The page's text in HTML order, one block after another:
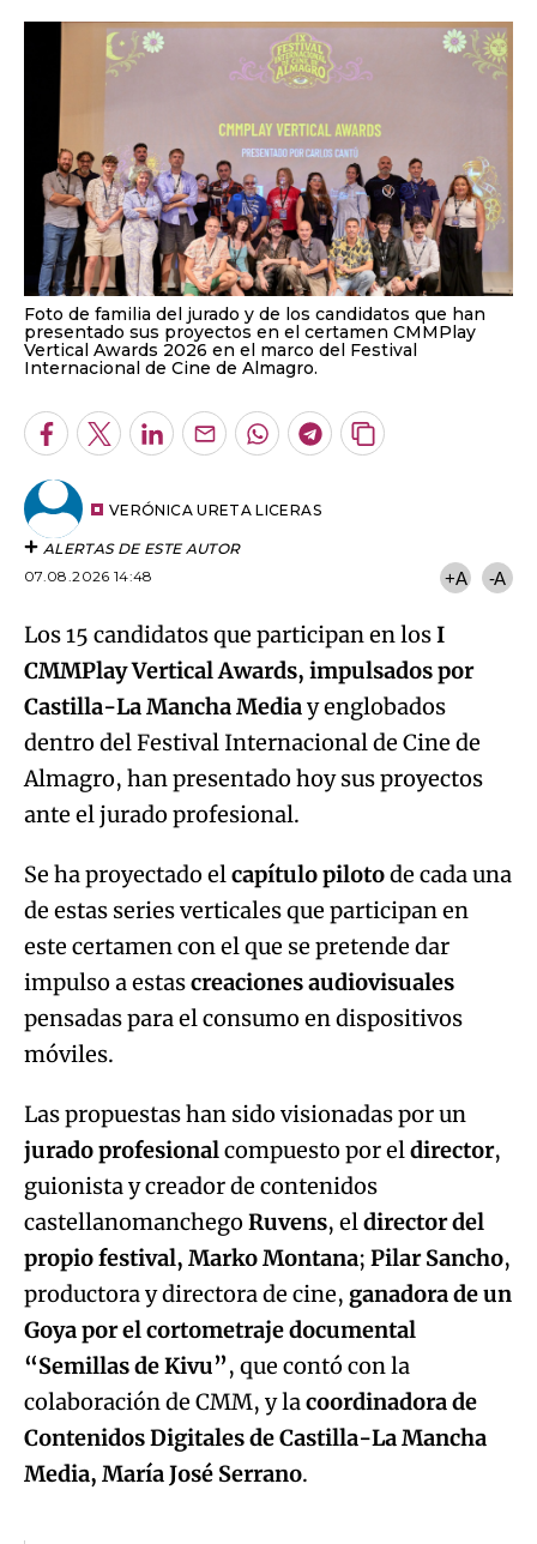
Foto de familia del jurado y de los candidatos que han
presentado sus proyectos en el certamen CMMPlay
Vertical Awards 2026 en el marco del Festival
Internacional de Cine de Almagro.
Facebook
TwitterLinkedInEnviarWhatsapp
Telegram
Copiar
VERÓNICA URETA LICERAS
ALERTAS DE ESTE AUTOR
07.08.2026 14:48
+A -A
Los 15 candidatos que participan en losI
CMMPlay Vertical Awards, impulsados por
Castilla-La Mancha Mediay englobados
dentro del Festival Internacional de Cine de
Almagro, han presentado hoy sus proyectos
ante el jurado profesional.
Se ha proyectado elcapítulo pilotode cada una
de estas series verticales que participan en
este certamen con el que se pretende dar
impulso a estascreaciones audiovisuales
pensadas para el consumo en dispositivos
móviles.
Las propuestas han sido visionadas por un
jurado profesionalcompuesto por eldirector,
guionista y creador de contenidos
castellanomanchego Ruvens, eldirector del
propio festival, Marko Montana; Pilar Sancho,
productora y directora de cine, ganadora de un
Goya por el cortometraje documental
“Semillas de Kivu”, que contó con la
colaboración de CMM, y lacoordinadora de
Contenidos Digitales de Castilla-La Mancha
Media, María José Serrano.